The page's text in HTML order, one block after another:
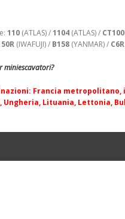
110 (ATLAS) /1104 (ATLAS) /
(IWAFUJI) / B158 (YANMAR) / C6R
miniescavatori?
Francia metropolitano,
Ungheria, Lituania, Lettonia,